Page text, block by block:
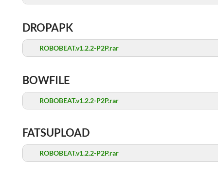
DROPAPK
ROBOBEAT.v1.2.2-P2P.rar
BOWFILE
ROBOBEAT.v1.2.2-P2P.rar
FATSUPLOAD
ROBOBEAT.v1.2.2-P2P.rar